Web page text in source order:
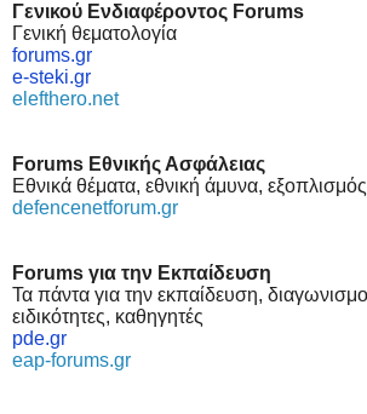
Γενικού Ενδιαφέροντος Forums
Γενική θεματολογία
forums.gr
e-steki.gr
elefthero.net
Forums Εθνικής Ασφάλειας
Εθνικά θέματα, εθνική άμυνα,
defencenetforum.gr
Forums για την Εκπαίδευση
Τα πάντα για την εκπαίδευση,
ειδικότητες, καθηγητές
pde.gr
eap-forums.gr